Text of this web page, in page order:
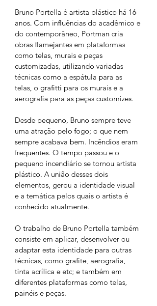
Bruno Portella é artista plástico há 16
anos. Com influências do acadêmico e
do contemporâneo, Portman cria
obras flamejantes em plataformas
como telas, murais e peças
customizadas, utilizando variadas
técnicas como a espátula para as
telas, o grafitti para os murais e a
aerografia para as peças customizes.
Desde pequeno, Bruno sempre teve
uma atração pelo fogo; o que nem
sempre acabava bem. Incêndios eram
frequentes. O tempo passou e o
pequeno incendiário se tornou artista
plástico. A união desses dois
elementos, gerou a identidade visual
e a temática pelos quais o artista é
conhecido atualmente.
O trabalho de Bruno Portella também
consiste em aplicar, desenvolver ou
adaptar esta identidade para outras
técnicas, como grafite, aerografia,
tinta acrílica e etc; e também em
diferentes plataformas como telas,
painéis e peças.